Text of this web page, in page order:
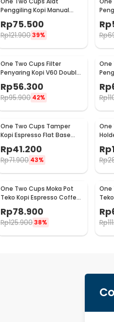
Penggiling Kopi Manual
16290
Rp75.500
Rp121.90039%
-
Rp
Rp
One Two Cups Filter
Penyaring Kopi V60 Double
Layer Coffee Filter - FS-40S
Rp56.300
Rp95.900 42%
One
-
Rp
Rp
One Two Cups Tamper
Kopi Espresso Flat Base
SS51
Rp41.200
Rp71.900 43%
One
Rp
Rp
One Two Cups Moka Pot
Teko Kopi Espresso Coffee
Maker Stovetop 6 Cup
300ml - Z21
Rp78.900
Rp125.90038%
One
Rp
Rp